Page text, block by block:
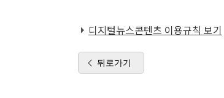
디지털뉴스콘텐츠 이용규칙 보기
뒤로가기